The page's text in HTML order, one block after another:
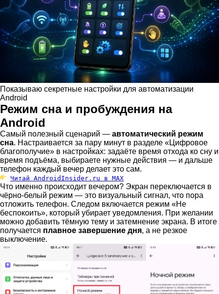
Показываю секретные настройки для автоматизации
Android
Режим сна и пробуждения на
Android
Самый полезный сценарий — автоматический режим
сна. Настраивается за пару минут в разделе «Цифровое
благополучие» в настройках: задаёте время отхода ко сну и
время подъёма, выбираете нужные действия — и дальше
телефон каждый вечер делает это сам.
Читай AndroidInsider.ru в MAX
Что именно происходит вечером? Экран переключается в
чёрно-белый режим — это визуальный сигнал, что пора
отложить телефон. Следом включается режим «Не
беспокоить», который убирает уведомления. При желании
можно добавить тёмную тему и затемнение экрана. В итоге
получается плавное завершение дня, а не резкое
выключение.